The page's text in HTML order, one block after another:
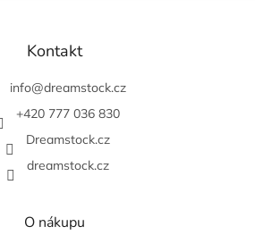
Kontakt
info@dreamstock.cz
+420 777 036 830
Dreamstock.cz
dreamstock.cz
O nákupu